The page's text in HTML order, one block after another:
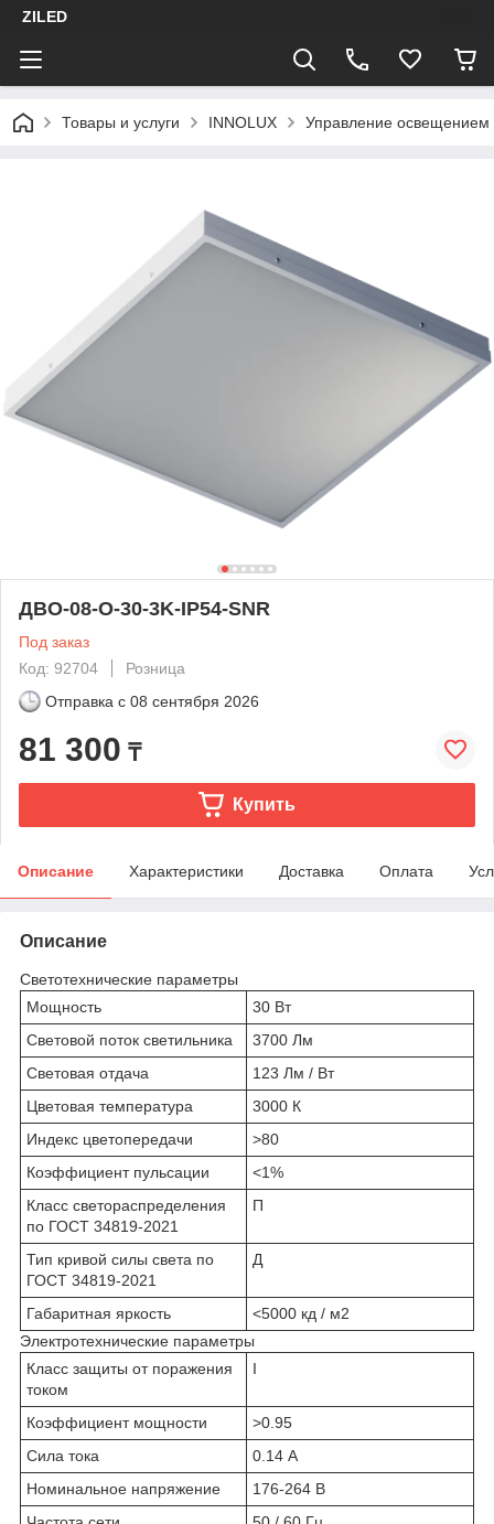
ZILED
Товары и услуги INNOLUX Управление освещением
ДВО-08-О-30-3K-IP54-SNR
Под заказ
Код: 92704
Розница
Отправка с 08 сентября 2026
81 300 ₸
Купить
Описание Характеристики Доставка Оплата
Описание
Светотехнические параметры
Мощность
30 Вт
Световой поток светильника
3700 Лм
Световая отдача
123 Лм / Вт
Цветовая температура
3000 К
Индекс цветопередачи
>80
Коэффициент пульсации
<1%
Класс светораспределения
по ГОСТ 34819-2021
П
Тип кривой силы света по
ГОСТ 34819-2021
Д
Габаритная яркость
<5000 кд / м2
Электротехнические параметры
Класс защиты от поражения
током
I
Коэффициент мощности
>0.95
Сила тока
0.14 А
Номинальное напряжение
176-264 В